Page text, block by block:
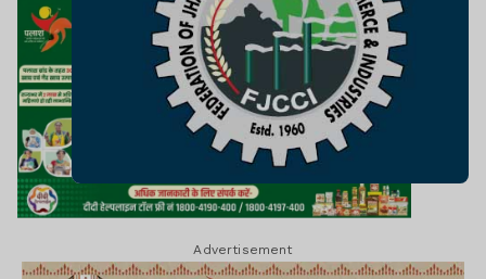
Advertisement